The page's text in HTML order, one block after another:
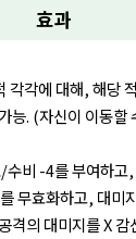
효과
각각에 대해, 해당
능. (자신이 이동할
비 -4를 부여하고
무효화하고, 대미
격의 대미지를 X